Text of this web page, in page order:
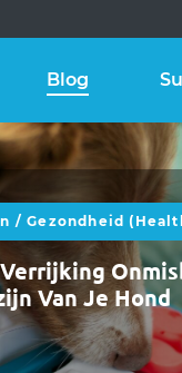
Blog
/Gezondheid
Van Je Hond
langere dagen,
honden